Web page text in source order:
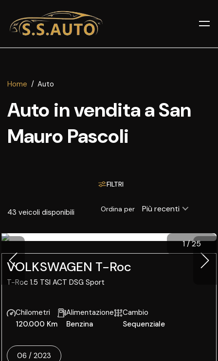
Home Auto
Auto in vendita a San
Mauro Pascoli
FILTRI
43 veicoli disponibili Ordina per Più recenti
1/25
VOLKSWAGEN T-Roc
T-Roc 1.5 TSI ACT DSG Sport
Chilometri
120.000 Km
Alimentazione
Benzina
Cambio
Sequenziale
06 / 2023